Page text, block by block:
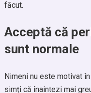
făcut.
Acceptă că
sunt normale
Nimeni nu este motivat
simți că înaintezi mai